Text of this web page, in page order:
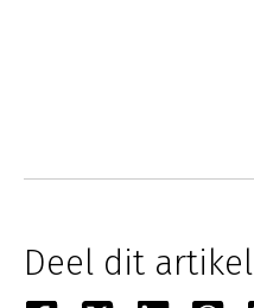
Deel dit artikel